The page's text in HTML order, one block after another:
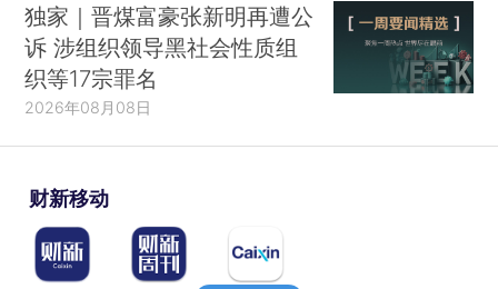
独家｜晋煤富豪张新明再遭公
诉 涉组织领导黑社会性质组
织等17宗罪名
2026年08月08日
财新移动